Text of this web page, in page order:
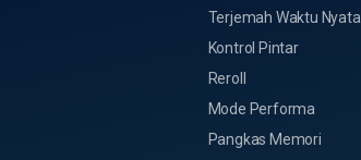
Terjemah Waktu Nyata
Kontrol Pintar
Reroll
Mode Performa
Pangkas Memori